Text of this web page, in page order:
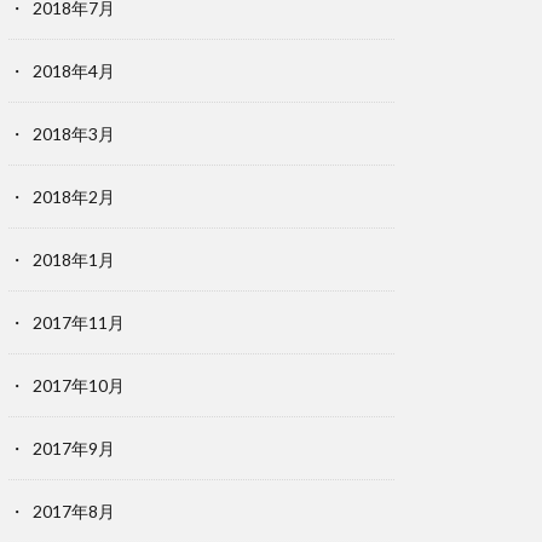
2018年7月
2018年4月
2018年3月
2018年2月
2018年1月
2017年11月
2017年10月
2017年9月
2017年8月